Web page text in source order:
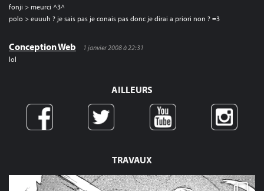
TRAVAUX
fonji > meurci ^3^
polo > euuuh ? je sais pas je conais pas donc je dirai a priori non ? =3
Conception Web
1 janvier 2008 à 22:31
lol
AILLEURS